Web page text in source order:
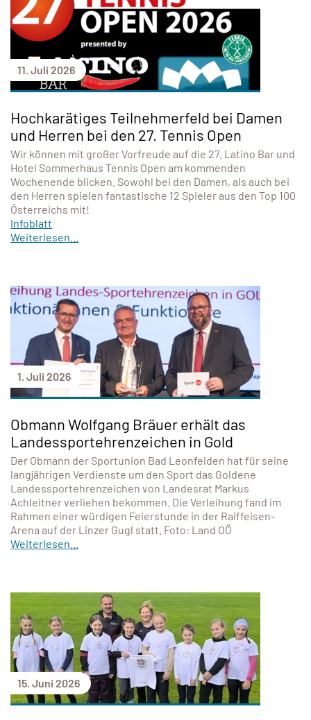
11. Juli 2026
Hochkarätiges Teilnehmerfeld bei Damen
und Herren bei den 27. Tennis Open
Wir können mit großer Vorfreude auf die 27. Latino Bar und
Hotel Sommerhaus Tennis Open am kommenden
Wochenende blicken. Sowohl bei den Damen, als auch bei
den Herren spielen fantastische 12 Spieler aus den Top 100
Österreichs mit!
Infoblatt
Weiterlesen...
1. Juli 2026
Obmann Wolfgang Bräuer erhält das
Landessportehrenzeichen in Gold
Der Obmann der Sportunion Bad Leonfelden hat für seine
langjährigen Verdienste um den Sport das Goldene
Landessportehrenzeichen von Landesrat Markus
Achleitner verliehen bekommen. Die Verleihung fand im
Rahmen einer würdigen Feierstunde in der Raiffeisen-
Arena auf der Linzer Gugl statt. Foto: Land OÖ
Weiterlesen...
15. Juni 2026